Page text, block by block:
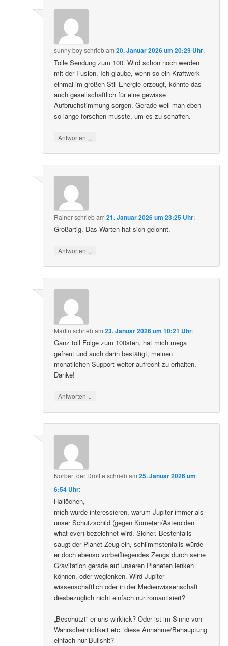
sunny boyschriebam20. Januar 2026 um 20:29 Uhr:
Tolle Sendung zum 100. Wird schon noch werden
mit der Fusion. Ich glaube, wenn so ein Kraftwerk
einmal im großen Stil Energie erzeugt, könnte das
auch gesellschaftlich für eine gewisse
Aufbruchstimmung sorgen. Gerade weil man eben
so lange forschen musste, um es zu schaffen.
Antworten ↓
Rainerschriebam21. Januar 2026 um 23:25 Uhr:
Großartig. Das Warten hat sich gelohnt.
Antworten ↓
Martin schriebam23. Januar 2026 um 10:21 Uhr:
Ganz toll Folge zum 100sten, hat mich mega
gefreut und auch darin bestätigt, meinen
monatlichen Support weiter aufrecht zu erhalten.
Danke!
Antworten ↓
Norbert der Drölfte schriebam25. Januar 2026 um
6:54 Uhr:
Hallöchen,
mich würde interessieren, warum Jupiter immer als
unser Schutzschild (gegen Kometen/Asteroiden
what ever) bezeichnet wird. Sicher. Bestenfalls
saugt der Planet Zeug ein, schlimmstenfalls würde
er doch ebenso vorbeifliegendes Zeugs durch seine
Gravitation gerade auf unseren Planeten lenken
können, oder weglenken. Wird Jupiter
wissenschaftlich oder in der Medienwissenschaft
diesbezüglich nicht einfach nur romantisiert?
„Beschützt“ er uns wirklick? Oder ist im Sinne von
Wahrscheinlichkeit etc. diese Annahme/Behauptung
einfach nur Bullshit?